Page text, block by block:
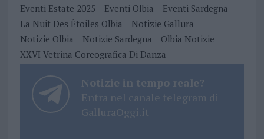
Eventi Estate 2025
Eventi Olbia
Eventi Sardegna
La Nuit Des Étoiles Olbia
Notizie Gallura
Notizie Olbia
Notizie Sardegna
Olbia Notizie
XXVI Vetrina Coreografica Di Danza
Notizie in tempo reale?
Entra nel canale telegram di
GalluraOggi.it